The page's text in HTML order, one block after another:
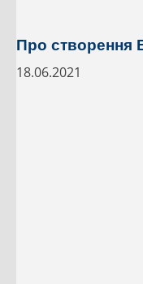
Про створення
18.06.2021